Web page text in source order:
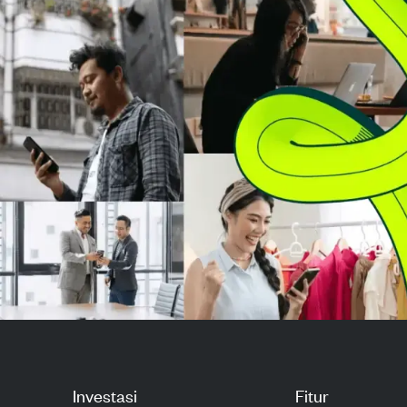
mendalam tentang struktur
kesepakatan, ketentuan
keuangan, ...
harga 1225
dan menjual
dengan harga
Investasi Fitur